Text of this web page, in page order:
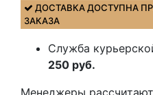
ДОСТАВКА ДОСТУПНА
ЗАКАЗА
Служба
250 руб.
Менеджеры